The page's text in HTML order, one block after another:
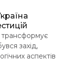
трансформує
захід,
аспектів
Під час